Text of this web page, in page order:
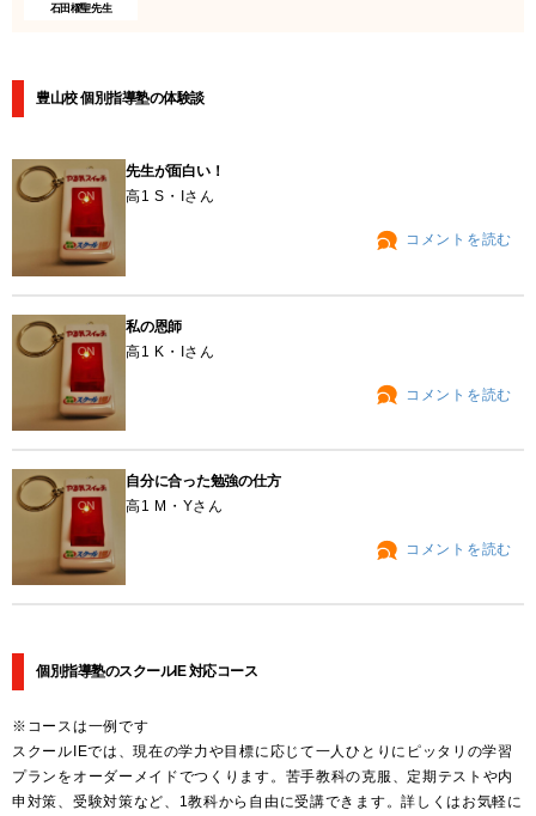
石田櫂聖先生
豊山校 個別指導塾の体験談
先生が面白い！
高1 S・Iさん
コメントを読む
私の恩師
高1 K・Iさん
コメントを読む
自分に合った勉強の仕方
高1 M・Yさん
コメントを読む
個別指導塾のスクールIE 対応コース
※コースは一例です
スクールIEでは、現在の学力や目標に応じて一人ひとりにピッタリの学習
プランをオーダーメイドでつくります。苦手教科の克服、定期テストや内
申対策、受験対策など、1教科から自由に受講できます。詳しくはお気軽に